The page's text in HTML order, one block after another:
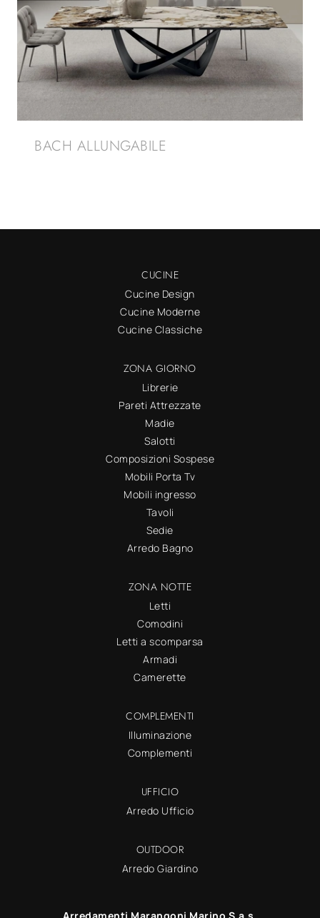
BACH ALLUNGABILE
CUCINE
Cucine Design
Cucine Moderne
Cucine Classiche
ZONA GIORNO
Librerie
Pareti Attrezzate
Madie
Salotti
Composizioni Sospese
Mobili Porta Tv
Mobili ingresso
Tavoli
Sedie
Arredo Bagno
ZONA NOTTE
Letti
Comodini
Letti a scomparsa
Armadi
Camerette
COMPLEMENTI
Illuminazione
Complementi
UFFICIO
Arredo Ufficio
OUTDOOR
Arredo Giardino